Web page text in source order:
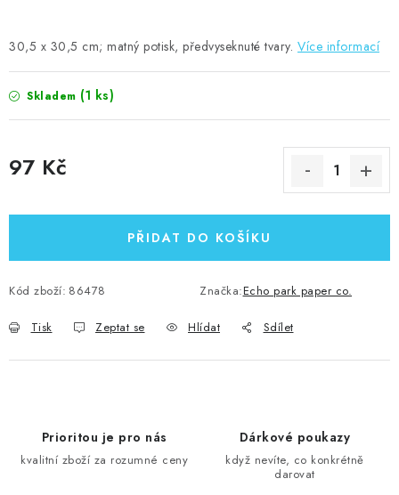
30,5 x 30,5 cm; matný potisk, předvyseknuté tvary. Více informací
Skladem (1 ks)
97 Kč
PŘIDAT DO KOŠÍKU
Kód zboží: 86478 Značka:Echo park paper co.
Tisk Zeptat se Hlídat Sdílet
Prioritou je pro nás
kvalitní zboží za rozumné ceny
Dárkové poukazy
když nevíte, co konkrétně
darovat